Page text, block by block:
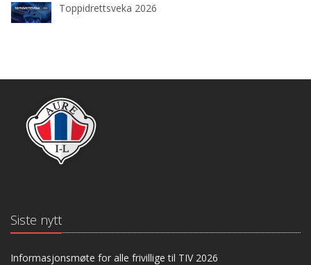
Toppidrettsveka 2026
Siste nytt
Informasjonsmøte for alle frivillige til TIV 2026